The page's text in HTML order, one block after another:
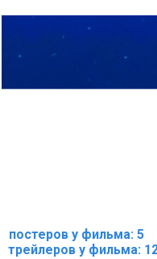
постеров у фильма: 5
трейлеров у фильма: